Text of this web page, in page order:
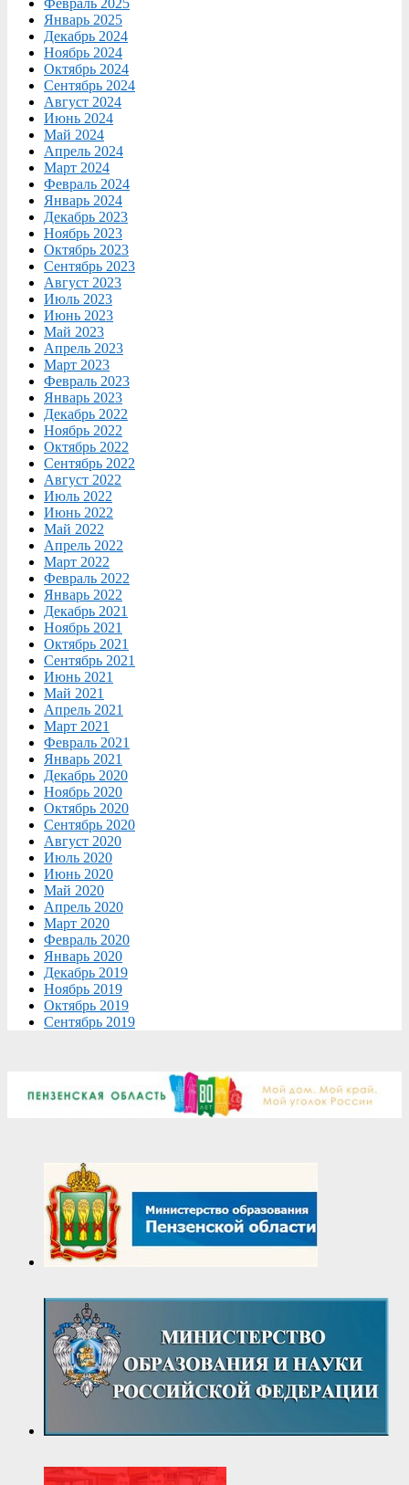
Февраль 2025
Январь 2025
Декабрь 2024
Ноябрь 2024
Октябрь 2024
Сентябрь 2024
Август 2024
Июнь 2024
Май 2024
Апрель 2024
Март 2024
Февраль 2024
Январь 2024
Декабрь 2023
Ноябрь 2023
Октябрь 2023
Сентябрь 2023
Август 2023
Июль 2023
Июнь 2023
Май 2023
Апрель 2023
Март 2023
Февраль 2023
Январь 2023
Декабрь 2022
Ноябрь 2022
Октябрь 2022
Сентябрь 2022
Август 2022
Июль 2022
Июнь 2022
Май 2022
Апрель 2022
Март 2022
Февраль 2022
Январь 2022
Декабрь 2021
Ноябрь 2021
Октябрь 2021
Сентябрь 2021
Июнь 2021
Май 2021
Апрель 2021
Март 2021
Февраль 2021
Январь 2021
Декабрь 2020
Ноябрь 2020
Октябрь 2020
Сентябрь 2020
Август 2020
Июль 2020
Июнь 2020
Май 2020
Апрель 2020
Март 2020
Февраль 2020
Январь 2020
Декабрь 2019
Ноябрь 2019
Октябрь 2019
Сентябрь 2019